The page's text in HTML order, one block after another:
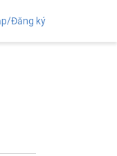
Đăng ký